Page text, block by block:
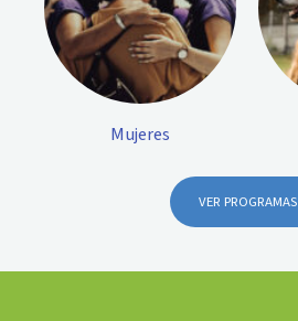
Mujeres
VER PROGRAMAS